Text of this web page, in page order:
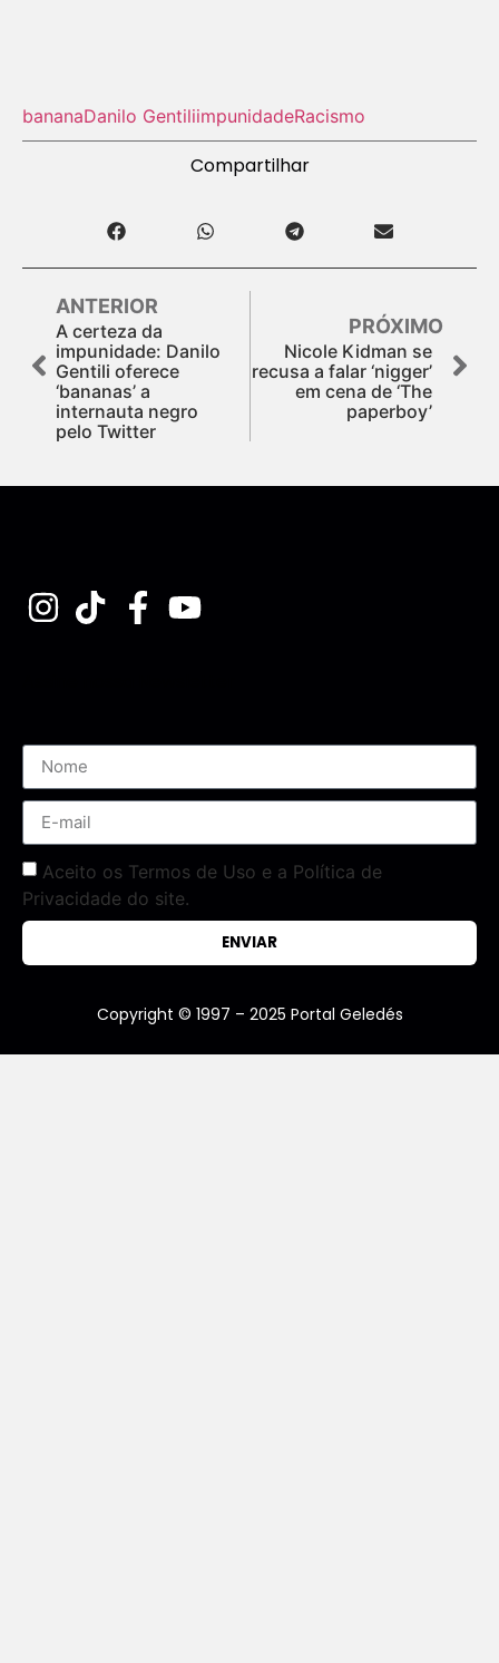
bananaDanilo GentiliimpunidadeRacismo
Compartilhar
ANTERIOR
A certeza da
impunidade: Danilo
Gentili oferece
‘bananas’ a
internauta negro
pelo Twitter
PRÓXIMO
Nicole Kidman se
recusa a falar ‘nigger’
em cena de ‘The
paperboy’
Aceito os Termos de Uso e a Política de
Privacidade do site.
ENVIAR
Copyright © 1997 – 2025 Portal Geledés